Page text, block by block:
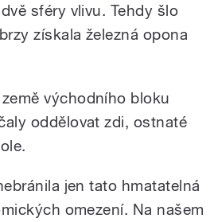
sféry vlivu. Tehdy šlo
získala železná opona
východního bloku
oddělovat zdi, ostnaté
jen tato hmatatelná
omezení. Na našem